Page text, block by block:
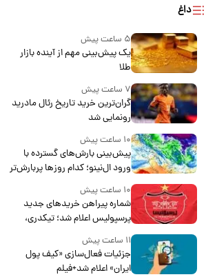
داغ
۵ ساعت پیش
یک پیش‌بینی مهم از آینده بازار
طلا
۷ ساعت پیش
گران‌ترین خرید تاریخ رئال مادرید
رونمایی شد
۱۰ ساعت پیش
پیش‌بینی بارش‌های گسترده با
ورود ال‌نینو؛ کدام روزها پربارش‌تر
خواهند بود؟
۱۰ ساعت پیش
شماره پیراهن خریدهای جدید
پرسپولیس اعلام شد؛ تیکدری،
محبی و سرگیف با اعداد ویژه
۱۱ ساعت پیش
جزئیات فعال‌سازی «کیف پول
ایران» اعلام شد+فیلم